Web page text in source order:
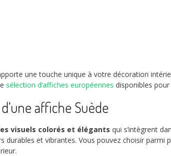
une touche unique à votre décoration
sélection d’affiches européennes disponibles
affiche Suède
visuels colorés et élégants qui s’intègrent
durables et vibrantes. Vous pouvez choisir